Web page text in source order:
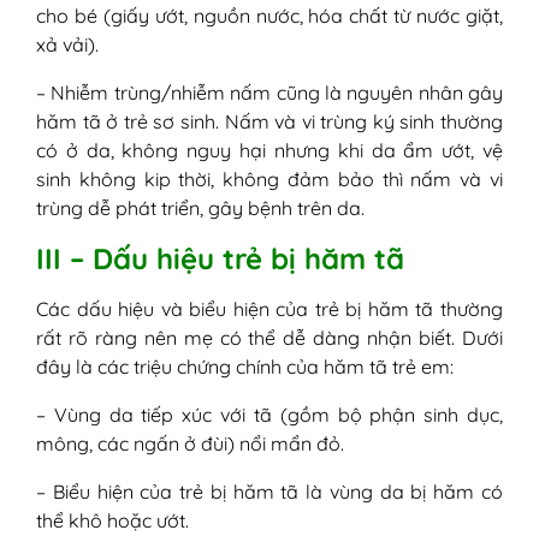
cho bé (giấy ướt, nguồn nước, hóa chất từ nước giặt,
xả vải).
– Nhiễm trùng/nhiễm nấm cũng là nguyên nhân gây
hăm tã ở trẻ sơ sinh. Nấm và vi trùng ký sinh thường
có ở da, không nguy hại nhưng khi da ẩm ướt, vệ
sinh không kip thời, không đảm bảo thì nấm và vi
trùng dễ phát triển, gây bệnh trên da.
III – Dấu hiệu trẻ bị hăm tã
Các dấu hiệu và biểu hiện của trẻ bị hăm tã thường
rất rõ ràng nên mẹ có thể dễ dàng nhận biết. Dưới
đây là các triệu chứng chính của hăm tã trẻ em:
– Vùng da tiếp xúc với tã (gồm bộ phận sinh dục,
mông, các ngấn ở đùi) nổi mẩn đỏ.
– Biểu hiện của trẻ bị hăm tã là vùng da bị hăm có
thể khô hoặc ướt.